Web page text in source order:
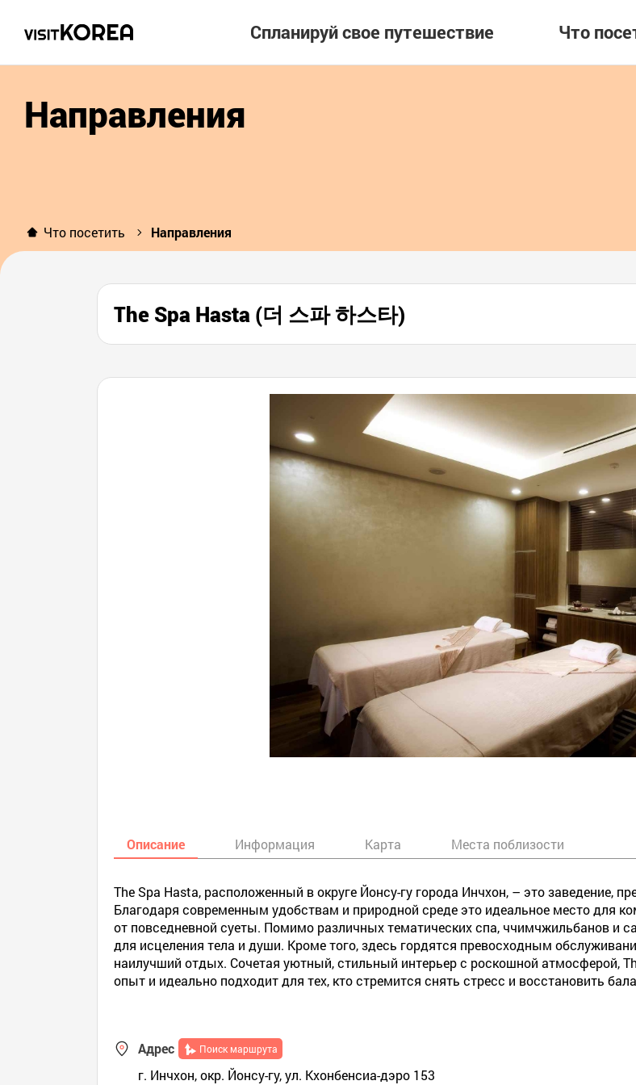
Спланируй свое путешествие Что
Направления
Что посетить Направления
The Spa Hasta (더 스파 하스타)
Описание Информация Карта Места поблизости
The Spa Hasta, расположенный в округе Йонсу-гу города Инчхон, – это заведение,
Благодаря современным удобствам и природной среде это идеальное место для
от повседневной суеты. Помимо различных тематических спа, ччимчжильбанов и
для исцеления тела и души. Кроме того, здесь гордятся превосходным
наилучший отдых. Сочетая уютный, стильный интерьер с роскошной атмосферой,
опыт и идеально подходит для тех, кто стремится снять стресс и восстановить
Адрес Поиск маршрута
г. Инчхон, окр. Йонсу-гу, ул. Кхонбенсиа-дэро 153